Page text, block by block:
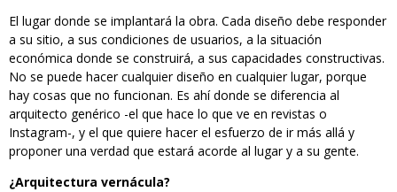
El lugar donde se implantará la obra. Cada diseño debe responder
a su sitio, a sus condiciones de usuarios, a la situación
económica donde se construirá, a sus capacidades constructivas.
No se puede hacer cualquier diseño en cualquier lugar, porque
hay cosas que no funcionan. Es ahí donde se diferencia al
arquitecto genérico -el que hace lo que ve en revistas o
Instagram-, y el que quiere hacer el esfuerzo de ir más allá y
proponer una verdad que estará acorde al lugar y a su gente.
¿Arquitectura vernácula?